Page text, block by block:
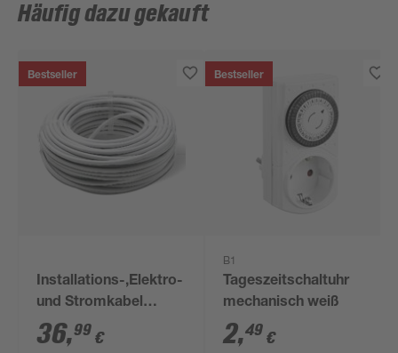
Häufig dazu gekauft
Bestseller
Installations-,Elektro-
und Stromkabel
NYM-J 3x1,5mm² 50
m
36,99 €
Bestseller
B1
Tageszeitschaltuhr
mechanisch weiß
2,49 €